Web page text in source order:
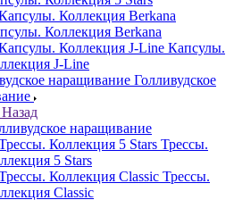
Коллекция Berkana
Капсулы.
J-Line
Голливудское
Назад
наращивание
Трессы.
5 Stars
Трессы.
Classic